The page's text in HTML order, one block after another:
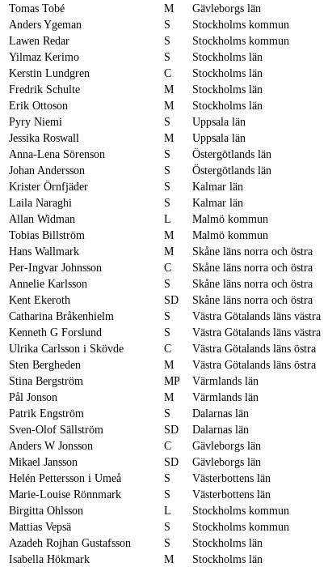
Tomas Tobé
M Gävleborgs län
Anders Ygeman
S Stockholms kommun
Lawen Redar
S Stockholms kommun
Yilmaz Kerimo
S Stockholms län
Kerstin Lundgren
C Stockholms län
Fredrik Schulte
M Stockholms län
Erik Ottoson
M Stockholms län
Pyry Niemi
S Uppsala län
Jessika Roswall
M Uppsala län
Anna-Lena Sörenson
S Östergötlands län
Johan Andersson
S Östergötlands län
Krister Örnfjäder
S Kalmar län
Laila Naraghi
S Kalmar län
Allan Widman
L Malmö kommun
Tobias Billström
M Malmö kommun
Hans Wallmark
M Skåne läns norra och östra
Per-Ingvar Johnsson
C Skåne läns norra och östra
Annelie Karlsson
S Skåne läns norra och östra
Kent Ekeroth
SD Skåne läns norra och östra
Catharina Bråkenhielm
S Västra Götalands läns västra
Kenneth G Forslund
S Västra Götalands läns västra
Ulrika Carlsson i Skövde
C Västra Götalands läns östra
Sten Bergheden
M Västra Götalands läns östra
Stina Bergström
MP Värmlands län
Pål Jonson
M Värmlands län
Patrik Engström
S Dalarnas län
Sven-Olof Sällström
SD Dalarnas län
Anders W Jonsson
C Gävleborgs län
Mikael Jansson
SD Gävleborgs län
Helén Pettersson i Umeå
S Västerbottens län
Marie-Louise Rönnmark
S Västerbottens län
Birgitta Ohlsson
L Stockholms kommun
Mattias Vepsä
S Stockholms kommun
Azadeh Rojhan Gustafsson
S Stockholms län
Isabella Hökmark
M Stockholms län